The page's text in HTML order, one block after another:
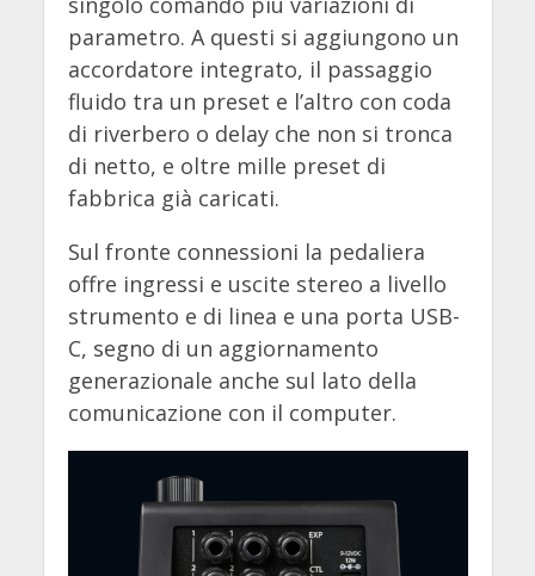
parametro. A questi si aggiungono un
accordatore integrato, il passaggio
fluido tra un preset e l’altro con coda
di riverbero o delay che non si tronca
di netto, e oltre mille preset di
fabbrica già caricati.
Sul fronte connessioni la pedaliera
offre ingressi e uscite stereo a livello
strumento e di linea e una porta USB-
C, segno di un aggiornamento
generazionale anche sul lato della
comunicazione con il computer.